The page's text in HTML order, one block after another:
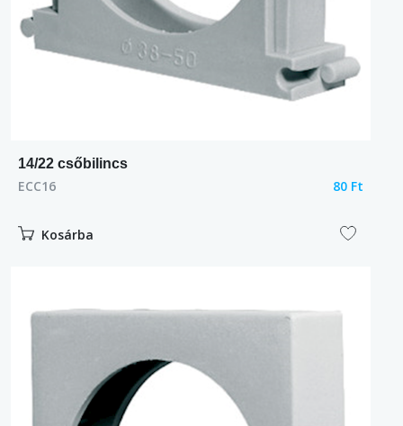
14/22 csőbilincs
ECC16 80 Ft
Kosárba